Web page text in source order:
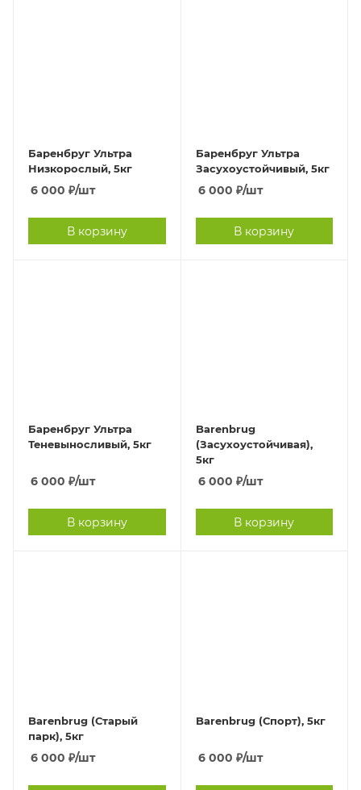
Баренбруг Ультра
Низкорослый, 5кг
6 000 ₽/шт
В корзину
Баренбруг Ультра
Засухоустойчивый, 5кг
6 000 ₽/шт
В корзину
Баренбруг Ультра
Теневыносливый, 5кг
6 000 ₽/шт
В корзину
Barenbrug
(Засухоустойчивая),
5кг
6 000 ₽/шт
В корзину
Barenbrug (Старый
парк), 5кг
6 000 ₽/шт
Barenbrug (Спорт), 5кг
6 000 ₽/шт